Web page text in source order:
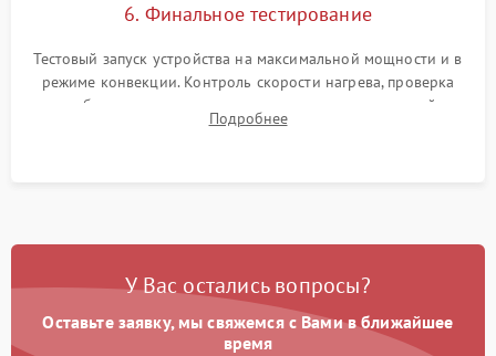
6. Финальное тестирование
Тестовый запуск устройства на максимальной мощности и в
режиме конвекции. Контроль скорости нагрева, проверка
срабатывания термостата при достижении заданной
температуры и тест на отсутствие утечек тока.
Подробнее
У Вас остались вопросы?
Оставьте заявку, мы свяжемся с Вами в ближайшее
время